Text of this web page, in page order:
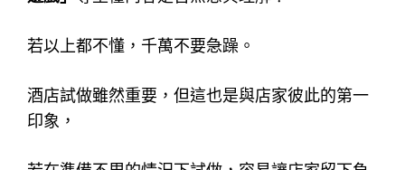
若以上都不懂，千萬不要急躁。
酒店試做雖然重要，但這也是與店家彼此的第一
印象，